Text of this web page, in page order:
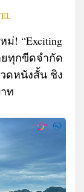
! “Exciting
ยทุกขีดจำกัด
ดหนังสั้น ชิง
ท